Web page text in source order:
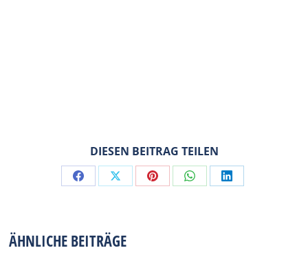
DIESEN BEITRAG TEILEN
Share Share Share Share Share
ÄHNLICHE BEITRÄGE